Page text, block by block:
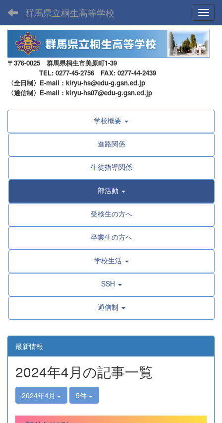
群馬県立桐生高等学校
〒376-0025 群馬県桐生市美原町1-39
TEL: 0277-45-2756 FAX: 0277-44-2439
〈全日制〉E-mail：kiryu-hs@edu-g.gsn.ed.jp
〈通信制〉E-mail：kiryu-hs07@edu-g.gsn.ed.jp
学校概要
進路関係
生徒指導関係
部活動
受検生の方へ
卒業生の方へ
学校生活
SSH
通信制
最新情報
2024年4月の記事一覧
2024年4月 5件